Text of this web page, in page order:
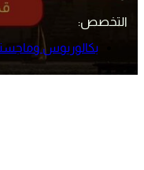
التخصص:
بكالوريوس